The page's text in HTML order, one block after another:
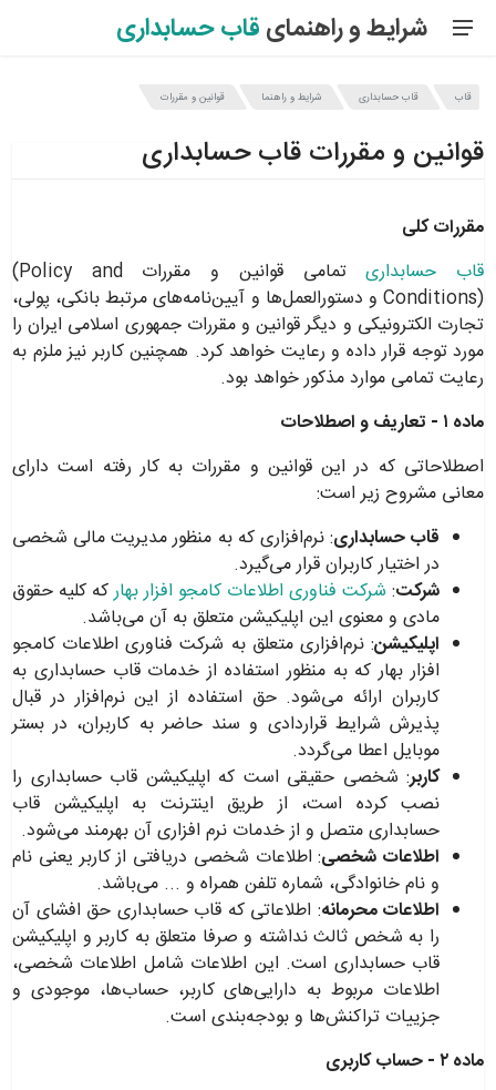
شرایط و راهنمایقابحسابداری
قاب قاب حسابداری شرایط و راهنما قوانین و مقررات
قوانین و مقررات قاب حسابداری
مقررات کلی
قاب حسابداریتمامی قوانین و مقررات(Policy and
Conditions) و دستورالعمل‌ها و آیین‌نامه‌های مرتبط بانکی، پولی،
تجارت ­الکترونیکی و دیگر قوانین و مقررات جمهوری اسلامی ایران را
مورد توجه قرار داده و رعایت خواهد کرد. همچنین کاربر نیز ملزم به
رعایت تمامی موارد مذکور خواهد بود.
ماده ۱ - تعاریف و اصطلاحات
اصطلاحاتی که در این قوانین و مقررات به کار رفته است دارای
معانی مشروح زیر است:
قاب حسابداری: نرم‌افزاری که به منظور مدیریت مالی شخصی
در اختیار کاربران قرار می‌گیرد.
شرکت: شرکت فناوری اطلاعات کامجو افزار بهارکه کلیه حقوق
مادی و معنوی این اپلیکیشن متعلق به آن می‌باشد.
اپلیکیشن: نرم‌افزاری متعلق به شرکت فناوری اطلاعات کامجو
افزار بهار که به منظور استفاده از خدمات قاب حسابداری به
کاربران ارائه می‌شود. حق استفاده از این نرم‌افزار در قبال
پذیرش شرایط قراردادی و سند حاضر به کاربران، در بستر
موبایل اعطا می‌گردد.
کاربر: شخصی حقیقی است که اپلیکیشن قاب حسابداری را
نصب کرده است، از طریق اینترنت به اپلیکیشن قاب
حسابداری متصل و از خدمات نرم افزاری آن بهرمند می‌شود.
اطلاعات شخصی: اطلاعات شخصی دریافتی از کاربر یعنی نام
و نام خانوادگی، شماره تلفن همراه و ... می‌­باشد.
اطلاعات محرمانه: اطلاعاتی که قاب حسابداری حق افشای آن
را به شخص ثالث نداشته و صرفا متعلق به کاربر و اپلیکیشن
قاب حسابداری است. این اطلاعات شامل اطلاعات شخصی،
اطلاعات مربوط به دارایی‌های کاربر، حساب‌ها، موجودی و
جزییات تراکنش‌ها و بودجه‌بندی است.
ماده ۲ - حساب کاربری